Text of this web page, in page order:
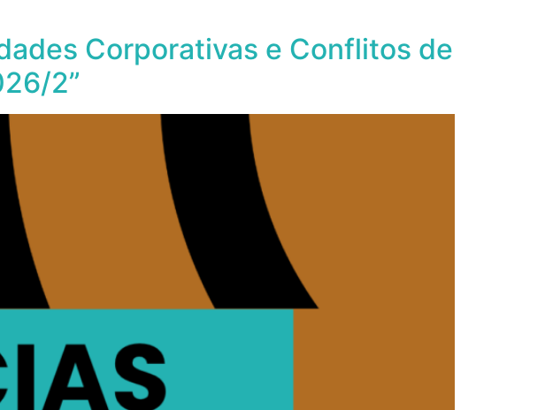
Corporativas e Conflitos de
2”